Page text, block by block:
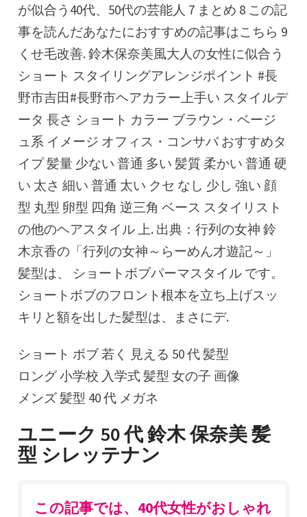
が似合う40代、50代の芸能人 7 まとめ 8 この記
事を読んだあなたにおすすめの記事はこちら 9
くせ毛改善. 鈴木保奈美風大人の女性に似合う
ショート スタイリングアレンジポイント #長
野市吉田#長野市ヘアカラー上手い スタイルデ
ータ 長さ ショート カラー ブラウン・ベージ
ュ系 イメージ オフィス・コンサバ おすすめタ
イプ 髪量 少ない 普通 多い 髪質 柔かい 普通 硬
い 太さ 細い 普通 太い クセ なし 少し 強い 顔
型 丸型 卵型 四角 逆三角 ベース スタイリスト
の他のヘアスタイル 上. 出典：行列の女神 鈴
木京香の「行列の女神～らーめん才遊記～」
髪型は、 ショートボブパーマスタイル です。
ショートボブのフロント根本を立ち上げスッ
キリと額を出した髪型は、まさにデ.
ショート ボブ 若く 見える 50 代 髪型
ロング 小学校 入学式 髪型 女の子 画像
メンズ 髪型 40 代 メガネ
ユニーク 50 代 鈴木 保奈美 髪
型 シレッテナン
この記事では、40代女性がおしゃれ